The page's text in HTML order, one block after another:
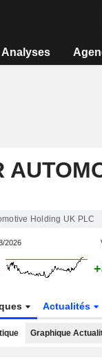
Analyses
Holding UK PLC
2026
Actualités
Graphique